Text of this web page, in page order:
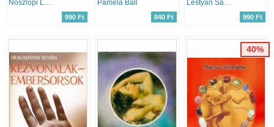
Noszlopi László
990 Ft
Pamela Ball
840 Ft
Lestyán Sándor
990 Ft
40%